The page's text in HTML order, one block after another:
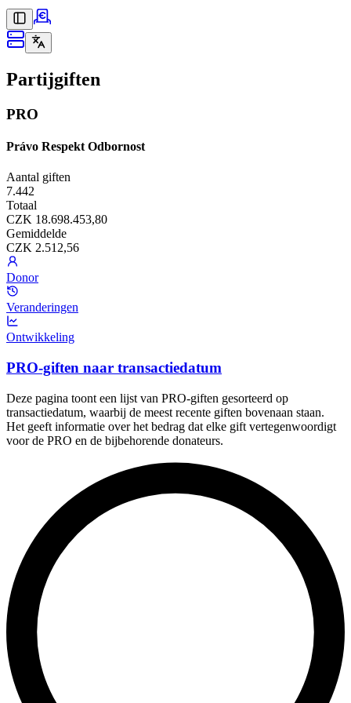
Partijgiften
PRO
Právo Respekt Odbornost
Aantal giften
7.442
Totaal
CZK 18.698.453,80
Gemiddelde
CZK 2.512,56
Donor
Veranderingen
Ontwikkeling
PRO-giften naar transactiedatum
Deze pagina toont een lijst van PRO-giften gesorteerd op
transactiedatum, waarbij de meest recente giften bovenaan staan.
Het geeft informatie over het bedrag dat elke gift vertegenwoordigt
voor de PRO en de bijbehorende donateurs.